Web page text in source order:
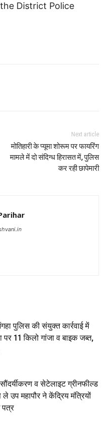
District Police
Next article
मोतिहारी के प्यूमा शोरूम पर फायरिंग
मामले में दो संदिग्ध हिरासत में, पुलिस
कर रही छापेमारी
पुलिस की संयुक्त कार्रवाई में
पर 11 किलो गांजा व बाइक जब्त,
व सेटेलाइट ग्रीनफील्ड
ले उप महापौर ने केंद्रिय मंत्रियों
पत्र